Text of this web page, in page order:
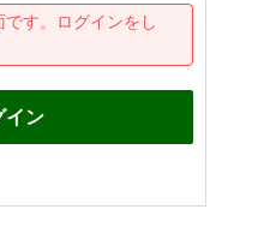
す。ログインをし
イン